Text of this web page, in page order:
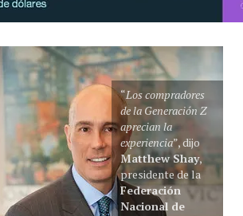
“Los compradores
de la Generación Z
aprecian la
experiencia”, dijo
Matthew Shay,
presidente de la
Federación
Nacional de